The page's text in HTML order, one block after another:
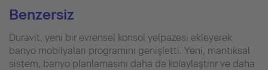
Benzersiz
Duravit, yeni bir evrensel konsol yelpazesi ekleyerek
banyo mobilyaları programını genişletti. Yeni, mantıksal
sistem, banyo planlamasını daha da kolaylaştırır ve daha